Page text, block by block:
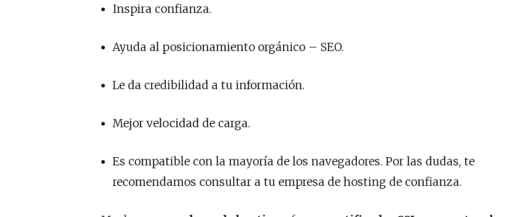
Inspira confianza.
Ayuda al posicionamiento orgánico – SEO.
Le da credibilidad a tu información.
Mejor velocidad de carga.
Es compatible con la mayoría de los navegadores. Por las dudas, te
recomendamos consultar a tu empresa de hosting de confianza.